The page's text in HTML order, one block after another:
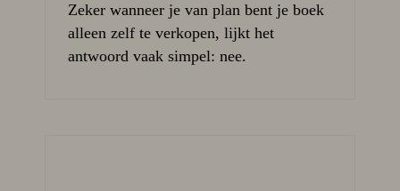
Zeker wanneer je van plan bent je boek
alleen zelf te verkopen, lijkt het
antwoord vaak simpel: nee.